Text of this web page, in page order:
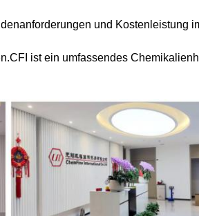
und Kostenleistung
ist ein umfassendes